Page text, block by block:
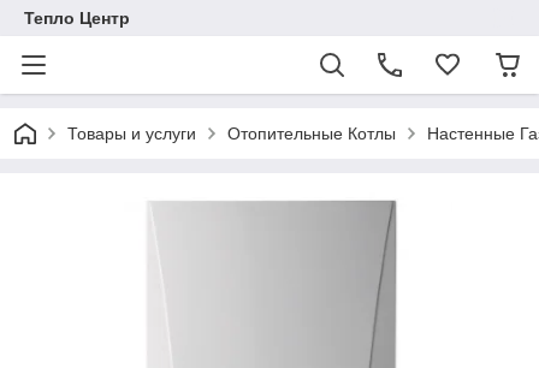
Тепло Центр
Товары и услуги Отопительные Котлы Настенные